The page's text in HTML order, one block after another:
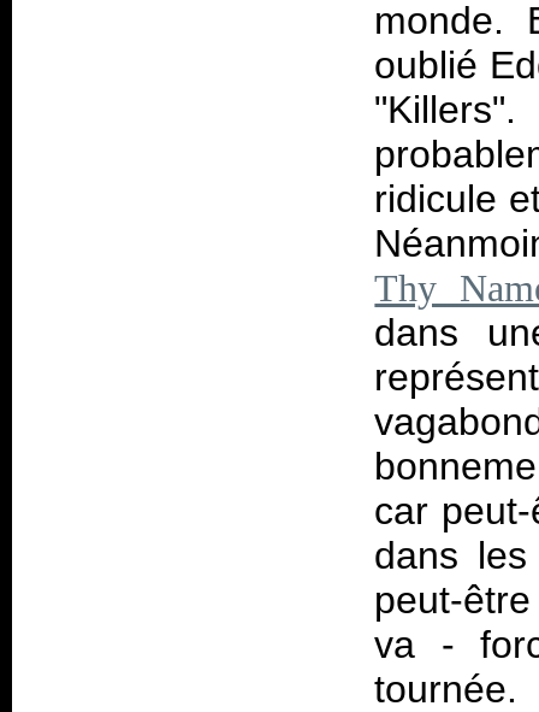
monde.
oublié
ridicule
Thy
dans
car
dans
peut-
va -
tournée.